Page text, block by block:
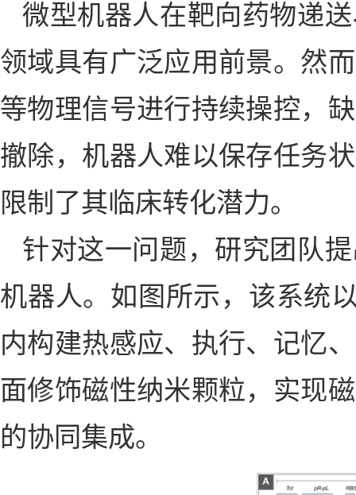
微型机器人在靶向药物递
领域具有广泛应用前景。然
等物理信号进行持续操控，
撤除，机器人难以保存任务
限制了其临床转化潜力。
针对这一问题，研究团队
机器人。如图所示，该系统
内构建热感应、执行、记忆
面修饰磁性纳米颗粒，实现
的协同集成。